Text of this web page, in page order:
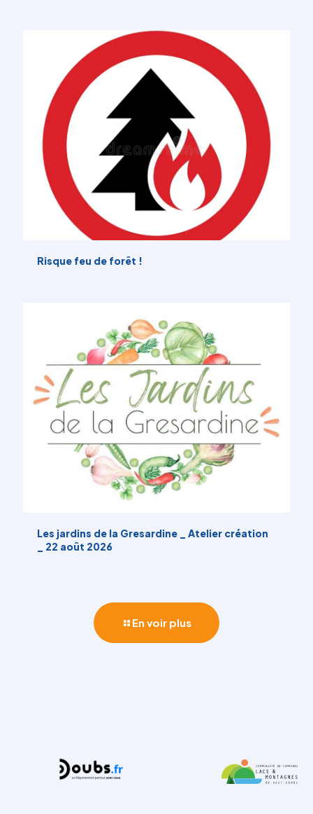
Risque feu de forêt !
Les jardins de la Gresardine _ Atelier création
_ 22 août 2026
En voir plus